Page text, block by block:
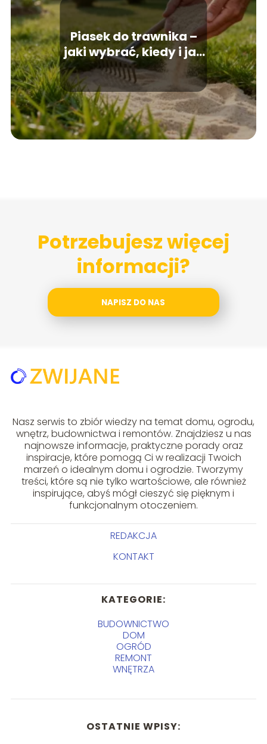
Piasek do trawnika –
jaki wybrać, kiedy i jak
go stosować?
Potrzebujesz więcej
informacji?
NAPISZ DO NAS
Nasz serwis to zbiór wiedzy na temat domu, ogrodu,
wnętrz, budownictwa i remontów. Znajdziesz u nas
najnowsze informacje, praktyczne porady oraz
inspiracje, które pomogą Ci w realizacji Twoich
marzeń o idealnym domu i ogrodzie. Tworzymy
treści, które są nie tylko wartościowe, ale również
inspirujące, abyś mógł cieszyć się pięknym i
funkcjonalnym otoczeniem.
REDAKCJA
KONTAKT
KATEGORIE:
BUDOWNICTWO
DOM
OGRÓD
REMONT
WNĘTRZA
OSTATNIE WPISY: